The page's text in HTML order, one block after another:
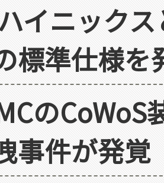
イニック
標準仕様を
の
事件が発覚